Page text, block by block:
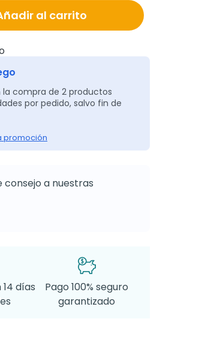
al carrito
compra de 2 productos
por pedido, salvo fin de
promoción
consejo a nuestras
días
Pago 100% seguro
garantizado